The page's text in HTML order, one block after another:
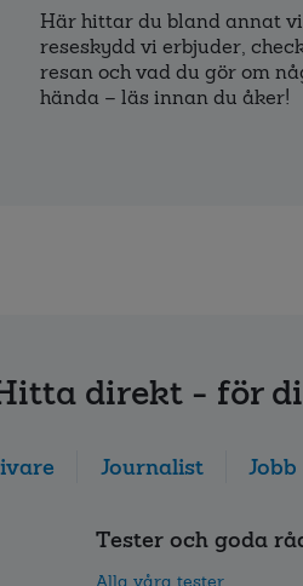
Här hittar du bland annat
reseskydd vi erbjuder,
resan och vad du gör om
hända – läs innan du åker!
direkt - för
Journalist
Tester och goda
Alla våra tester